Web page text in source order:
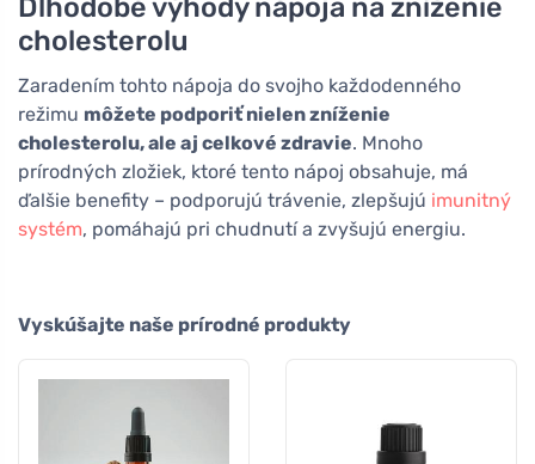
Dlhodobé výhody nápoja na zníženie
cholesterolu
Zaradením tohto nápoja do svojho každodenného
režimu môžete podporiť nielen zníženie
cholesterolu, ale aj celkové zdravie. Mnoho
prírodných zložiek, ktoré tento nápoj obsahuje, má
ďalšie benefity – podporujú trávenie, zlepšujú imunitný
systém, pomáhajú pri chudnutí a zvyšujú energiu.
Vyskúšajte naše prírodné produkty